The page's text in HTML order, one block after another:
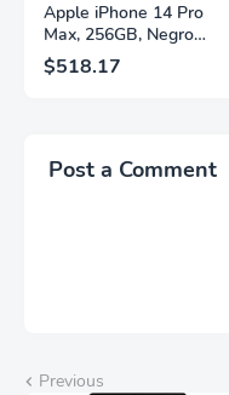
Apple iPhone 14 Pro
Max, 256GB, Negro
Espacial - Desbloqueado
(Renovado)
$518.17
Post a Comment
Previous